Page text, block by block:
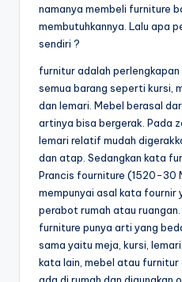
namanya membeli furniture
membutuhkannya. Lalu apa
sendiri ?
furnitur adalah perlengkapan
semua barang seperti kursi,
dan lemari. Mebel berasal
artinya bisa bergerak. Pada
lemari relatif mudah
dan atap. Sedangkan kata
Prancis fourniture (1520-30
mempunyai asal kata fournir
perabot rumah atau
furniture punya arti yang
sama yaitu meja, kursi,
kata lain, mebel atau furnitur